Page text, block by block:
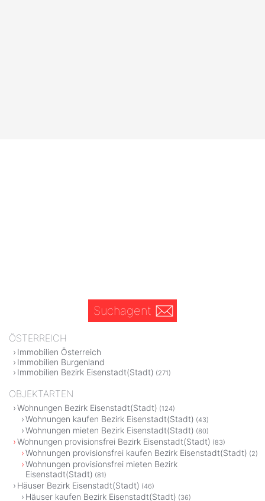
Suchagent
ÖSTERREICH
Immobilien Österreich
Immobilien Burgenland
Immobilien Bezirk Eisenstadt(Stadt) (271)
OBJEKTARTEN
Wohnungen Bezirk Eisenstadt(Stadt) (124)
Wohnungen kaufen Bezirk Eisenstadt(Stadt) (43)
Wohnungen mieten Bezirk Eisenstadt(Stadt) (80)
Wohnungen provisionsfrei Bezirk Eisenstadt(Stadt) (83)
Wohnungen provisionsfrei kaufen Bezirk Eisenstadt(Stadt) (2)
Wohnungen provisionsfrei mieten Bezirk
Eisenstadt(Stadt) (81)
Häuser Bezirk Eisenstadt(Stadt) (46)
Häuser kaufen Bezirk Eisenstadt(Stadt) (36)